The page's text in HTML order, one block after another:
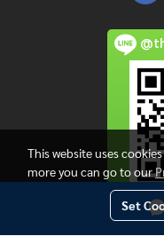
Copyright
This website uses
more you can go to our
Set